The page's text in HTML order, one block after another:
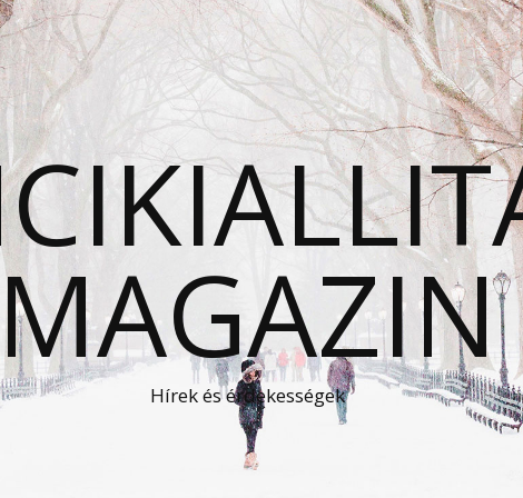
MAGAZIN
Hírek és érdekességek